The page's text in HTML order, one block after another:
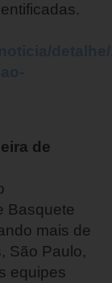
de
Basquete
mais de
São Paulo,
equipes